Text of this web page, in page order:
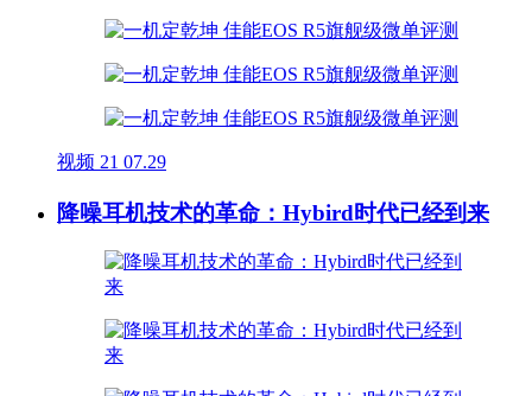
视频 21 07.29
降噪耳机技术的革命：Hybird时代已经到来